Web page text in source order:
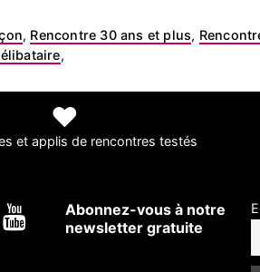
, Rencontre 30 ans et plus,
,
❤
et applis de rencontres testés
Abonnez-vous à notre
newsletter gratuite